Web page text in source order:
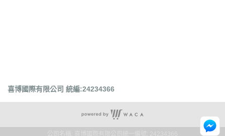
喜博國際有限公司 統編:24234366